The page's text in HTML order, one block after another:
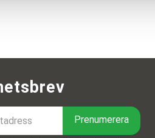
Prenumerera